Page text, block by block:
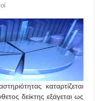
καταρτίζεται
δείκτης εξάγεται ως